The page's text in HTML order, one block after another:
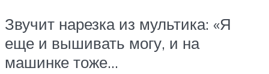
Звучит нарезка из мультика: «Я
еще и вышивать могу, и на
машинке тоже…